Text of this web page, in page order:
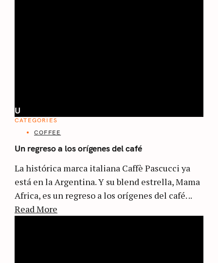
U
CATEGORIES
COFFEE
Un regreso a los orígenes del café
La histórica marca italiana Caffè Pascucci ya
está en la Argentina. Y su blend estrella, Mama
Africa, es un regreso a los orígenes del café. ..
Read More